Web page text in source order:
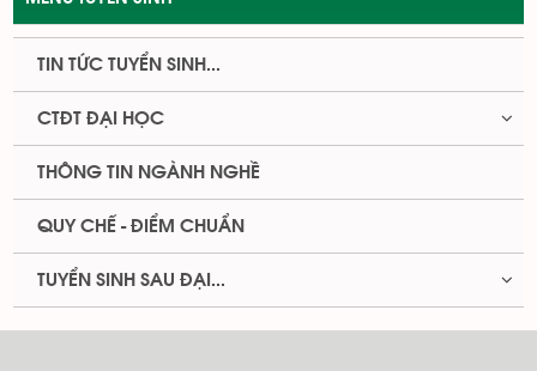
TIN TỨC TUYỂN SINH...
CTĐT ĐẠI HỌC
THÔNG TIN NGÀNH NGHỀ
QUY CHẾ - ĐIỂM CHUẨN
TUYỂN SINH SAU ĐẠI...